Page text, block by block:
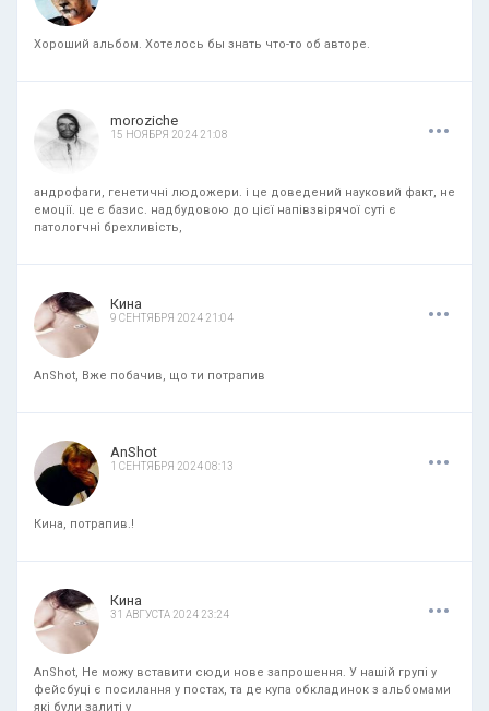
Хороший альбом. Хотелось бы знать что-то об авторе.
moroziche
15 НОЯБРЯ 2024 21:08 ...
андрофаги, генетичні людожери. і це доведений науковий факт, не
емоції. це є базис. надбудовою до цієї напівзвірячої суті є
патологчні брехливість,
Кина
9 СЕНТЯБРЯ 2024 21:04 ...
AnShot, Вже побачив, що ти потрапив
AnShot
1 СЕНТЯБРЯ 2024 08:13 ...
Кина, потрапив.!
Кина
31 АВГУСТА 2024 23:24 ...
AnShot, Не можу вставити сюди нове запрошення. У нашій групі у
фейсбуці є посилання у постах, та де купа обкладинок з альбомами
які були залиті у